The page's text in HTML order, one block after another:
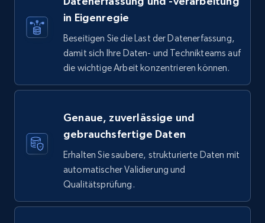
in Eigenregie
Beseitigen Sie die Last der Datenerfassung,
damit sich Ihre Daten- und Technikteams auf
die wichtige Arbeit konzentrieren können.
Genaue, zuverlässige und
gebrauchsfertige Daten
Erhalten Sie saubere, strukturierte Daten mit
automatischer Validierung und
Qualitätsprüfung.